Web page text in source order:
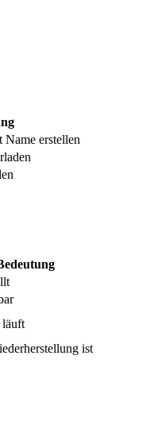
Name erstellen
läuft
ist